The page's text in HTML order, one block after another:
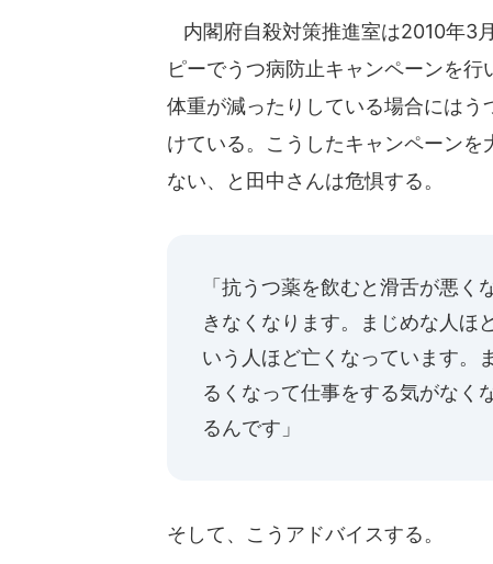
内閣府自殺対策推進室は2010年3
ピーでうつ病防止キャンペーンを
体重が減ったりしている場合には
けている。こうしたキャンペーン
ない、と田中さんは危惧する。
「抗うつ薬を飲むと滑舌が悪
きなくなります。まじめな人ほ
いう人ほど亡くなっています。
るくなって仕事をする気がなく
るんです」
そして、こうアドバイスする。